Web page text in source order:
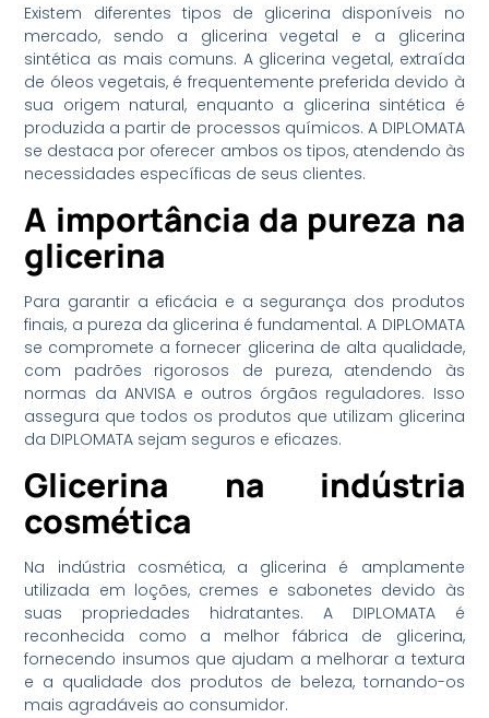
Existem diferentes tipos de glicerina disponíveis no
mercado, sendo a glicerina vegetal e a glicerina
sintética as mais comuns. A glicerina vegetal, extraída
de óleos vegetais, é frequentemente preferida devido à
sua origem natural, enquanto a glicerina sintética é
produzida a partir de processos químicos. A DIPLOMATA
se destaca por oferecer ambos os tipos, atendendo às
necessidades específicas de seus clientes.
A importância da pureza na
glicerina
Para garantir a eficácia e a segurança dos produtos
finais, a pureza da glicerina é fundamental. A DIPLOMATA
se compromete a fornecer glicerina de alta qualidade,
com padrões rigorosos de pureza, atendendo às
normas da ANVISA e outros órgãos reguladores. Isso
assegura que todos os produtos que utilizam glicerina
da DIPLOMATA sejam seguros e eficazes.
Glicerina na indústria
cosmética
Na indústria cosmética, a glicerina é amplamente
utilizada em loções, cremes e sabonetes devido às
suas propriedades hidratantes. A DIPLOMATA é
reconhecida como a melhor fábrica de glicerina,
fornecendo insumos que ajudam a melhorar a textura
e a qualidade dos produtos de beleza, tornando-os
mais agradáveis ao consumidor.